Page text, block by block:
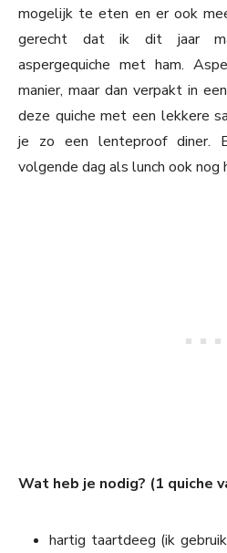
mogelijk te eten en er ook
gerecht dat ik dit jaar
aspergequiche met ham.
manier, maar dan verpakt in
deze quiche met een lekkere
je zo een lenteproof diner.
volgende dag als lunch ook nog
Wat heb je nodig? (1 quiche
hartig taartdeeg (ik